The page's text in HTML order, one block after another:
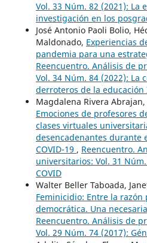
Vol. 33 Núm. 82 (2021): La
investigación en los
José Antonio Paoli Bolio,
Maldonado, Experiencias
pandemia para una
Reencuentro. Análisis de
Vol. 34 Núm. 84 (2022): La
derroteros de la educación
Magdalena Rivera Abrajan,
Emociones de profesores
clases virtuales
desencadenantes durante
COVID-19 , Reencuentro.
universitarios: Vol. 31
COVID
Walter Beller Taboada,
Feminicidio: Entre la
democrática. Una
Reencuentro. Análisis de
Vol. 29 Núm. 74 (2017):